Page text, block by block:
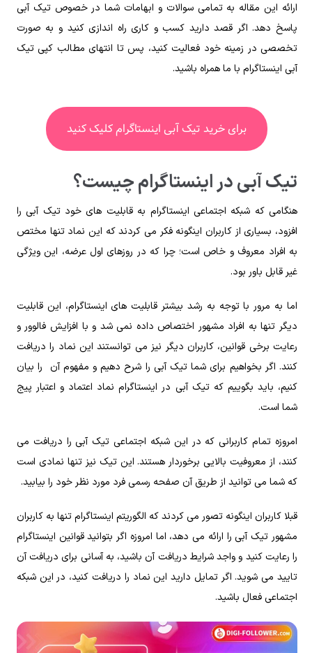
ارائه این مقاله به تمامی سوالات و ابهامات شما در خصوص تیک آبی
پاسخ دهد. اگر قصد دارید کسب و کاری راه‌ اندازی کنید و به صورت
تخصصی در زمینه خود فعالیت کنید، پس تا انتهای مطالب کپی تیک
آبی اینستاگرام با ما همراه باشید.
برای خرید تیک آبی اینستاگرام کلیک کنید
تیک آبی در اینستاگرام چیست؟
هنگامی که شبکه اجتماعی اینستاگرام به قابلیت های خود تیک آبی را
افزود، بسیاری از کاربران اینگونه فکر می کردند که این نماد تنها مختص
به افراد معروف و خاص است؛ چرا که در روزهای اول عرضه، این ویژگی
غیر قابل باور بود.
اما به مرور با توجه به رشد بیشتر قابلیت های اینستاگرام، این قابلیت
دیگر تنها به افراد مشهور اختصاص داده نمی شد و با افزایش فالوور و
رعایت برخی قوانین، کاربران دیگر نیز می توانستند این نماد را دریافت
کنند. اگر بخواهیم برای شما تیک آبی را شرح دهیم و مفهوم آن را بیان
کنیم، باید بگوییم که تیک آبی در اینستاگرام نماد اعتماد و اعتبار پیج
شما است.
امروزه تمام کاربرانی که در این شبکه اجتماعی تیک آبی را دریافت می
کنند، از معروفیت بالایی برخوردار هستند. این تیک نیز تنها نمادی است
که شما می توانید از طریق آن صفحه رسمی فرد مورد نظر خود‌ را بیابید.
قبلا کاربران اینگونه تصور می کردند که الگوریتم اینستاگرام تنها به کاربران
مشهور تیک آبی را ارائه می دهد، اما امروزه اگر بتوانید قوانین اینستاگرام
را رعایت کنید و واجد شرایط دریافت آن باشید، به آسانی برای دریافت آن
تایید می شوید. اگر تمایل دارید این نماد را دریافت کنید، در این شبکه
اجتماعی فعال باشید.